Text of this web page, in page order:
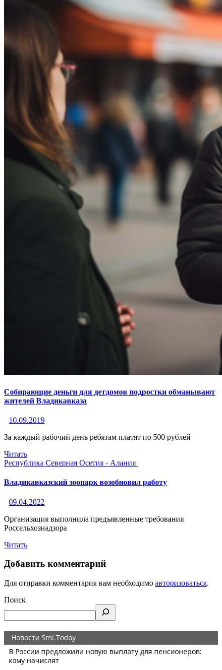
Собирающие деньги для детдомов подростки обманывают
жителей Владикавказа
10.09.2019
За каждый рабочий день ребятам платят по 500 рублей
Читать
Республика Северная Осетия - Алания
Владикавказский зоопарк возобновил работу
09.04.2022
Организация выполнила предъявленные требования
Россельхознадзора
Читать
Добавить комментарий
Для отправки комментария вам необходимо авторизоваться.
Поиск